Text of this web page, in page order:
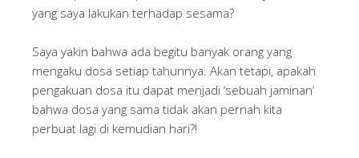
yang saya lakukan terhadap sesama?
Saya yakin bahwa ada begitu banyak orang yang
mengaku dosa setiap tahunnya. Akan tetapi, apakah
pengakuan dosa itu dapat menjadi ‘sebuah jaminan’
bahwa dosa yang sama tidak akan pernah kita
perbuat lagi di kemudian hari?!